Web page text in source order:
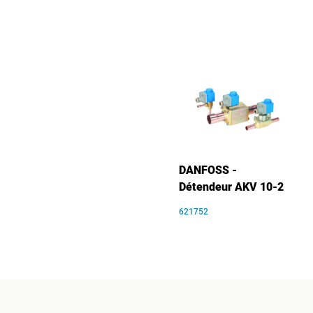
DANFOSS -
Détendeur AKV 10-2
621752